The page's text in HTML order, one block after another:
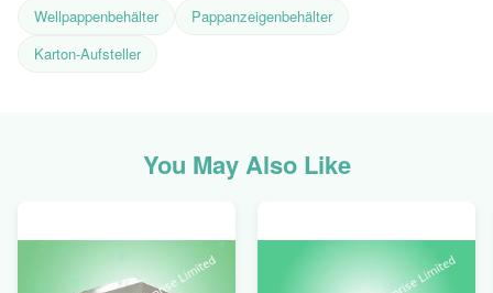
Wellpappenbehälter
Pappanzeigenbehälter
Karton-Aufsteller
You May Also Like